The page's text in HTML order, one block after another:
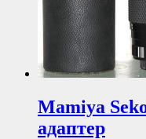
Mamiya
адаптер